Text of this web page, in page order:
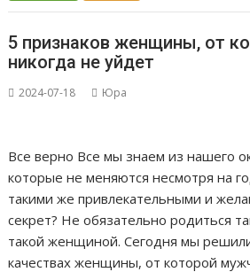
5 признаков женщины, от
никогда не уйдет
2024-07-18 Юра
Все верно Все мы знаем из нашего
которые не меняются несмотря на
такими же привлекательными и
секрет? Не обязательно родиться
такой женщиной. Сегодня мы
качествах женщины, от которой